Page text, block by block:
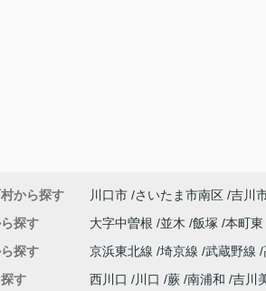
から探す 川口市 さいたま市南区 吉川
探す
大字中曽根 並木 飯塚 本町東
探す
京浜東北線 埼京線 武蔵野線
す
西川口 川口 蕨 南浦和 吉川